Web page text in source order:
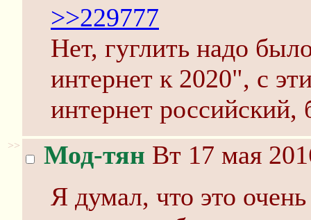
>>229777
Нет, гуглить надо
интернет к 2020", с
интернет
>> Мод-тян Вт 17 мая
Я думал, что это